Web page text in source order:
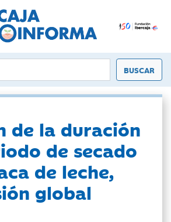
de la duración
de secado
de leche,
global